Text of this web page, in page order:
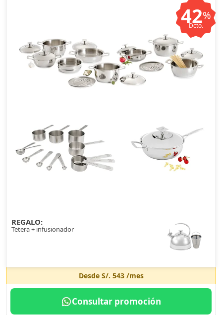
42%
Dcto.
REGALO:
Tetera + infusionador
Desde S/. 543/mes
Consultar promoción